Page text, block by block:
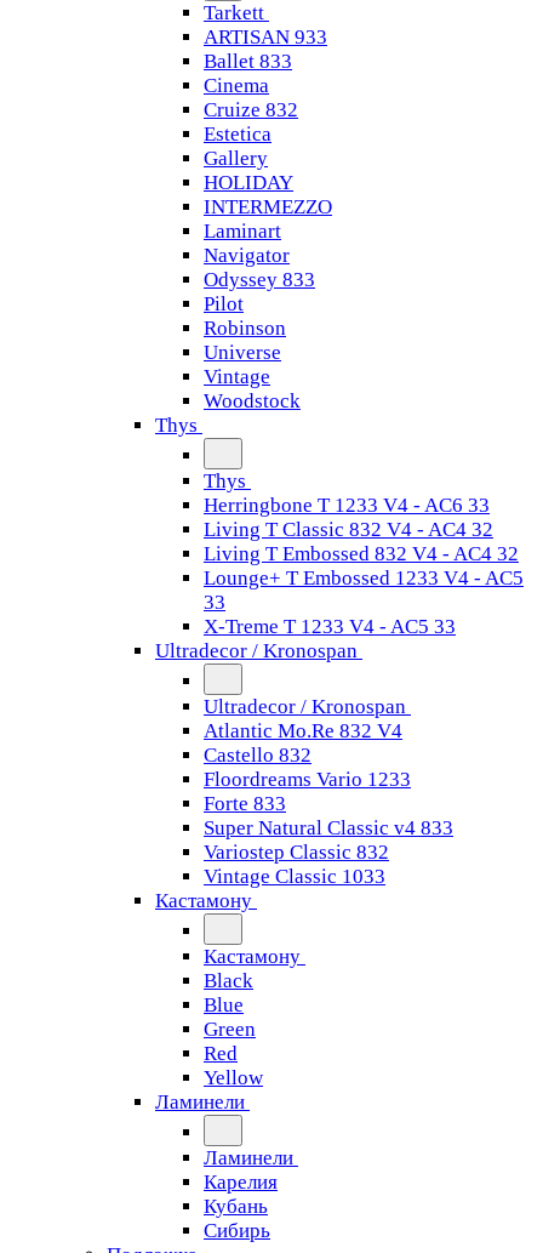
Tarkett
ARTISAN 933
Ballet 833
Cinema
Cruize 832
Estetica
Gallery
HOLIDAY
INTERMEZZO
Laminart
Navigator
Odyssey 833
Pilot
Robinson
Universe
Vintage
Woodstock
Thys
Thys
Herringbone T 1233 V4 - AC6 33
Living T Classic 832 V4 - AC4 32
Living T Embossed 832 V4 - AC4 32
Lounge+ T Embossed 1233 V4 - AC5
33
X-Treme T 1233 V4 - AC5 33
Ultradecor / Kronospan
Ultradecor / Kronospan
Atlantic Mo.Re 832 V4
Castello 832
Floordreams Vario 1233
Forte 833
Super Natural Classic v4 833
Variostep Classic 832
Vintage Classic 1033
Кастамону
Кастамону
Black
Blue
Green
Red
Yellow
Ламинели
Ламинели
Карелия
Кубань
Сибирь